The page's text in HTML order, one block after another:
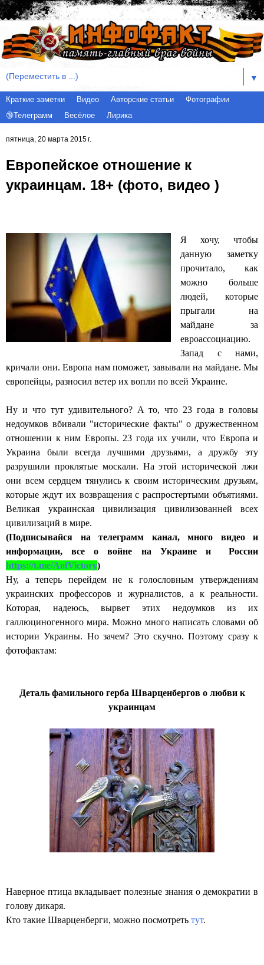
▼
Краткие заметки Видео Авторские статьи
Фотографии
🔞Телеграмм
Весёлое Лирика
пятница, 20 марта 2015 г.
Европейское отношение к
украинцам. 18+ (фото, видео )
Я хочу, чтобы
данную заметку
прочитало, как
можно больше
людей, которые
прыгали на
майдане за
евроассоциацию.
Запад с нами,
кричали они. Европа нам поможет, завывали на майдане. Мы
европейцы, разносил ветер их вопли по всей Украине.
Ну и что тут удивительного? А то, что 23 года в головы
недоумков вбивали "исторические факты" о дружественном
отношении к ним Европы. 23 года их учили, что Европа и
Украина были всегда лучшими друзьями, а дружбу эту
разрушили проклятые москали. На этой исторической лжи
они всем сердцем тянулись к своим историческим друзьям,
которые ждут их возвращения с распростертыми объятиями.
Великая украинская цивилизация цивилизованней всех
цивилизаций в мире.
(Подписывайся на телеграмм канал, много видео и
информации, все о войне на Украине и России
https://t.me/AofVictory)
Ну, а теперь перейдем не к голословным утверждениям
украинских профессоров и журналистов, а к реальности.
Которая, надеюсь, вырвет этих недоумков из их
галлюциногенного мира. Можно много написать словами об
истории Украины. Но зачем? Это скучно. Поэтому сразу к
фотофактам:
Деталь фамильного герба Шварценбергов о любви к
украинцам
Наверное птица вкладывает полезные знания о демократии в
голову дикаря.
Кто такие Шварценберги, можно посмотреть тут.